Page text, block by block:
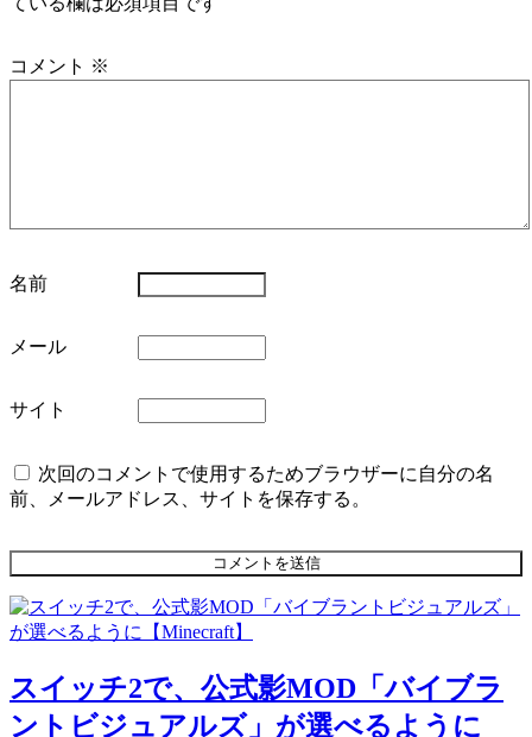
コメント ※
名前
メール
サイト
次回のコメントで使用するためブラウザーに自分の名
前、メールアドレス、サイトを保存する。
スイッチ2で、公式影MOD「バイブラ
ントビジュアルズ」が選べるように